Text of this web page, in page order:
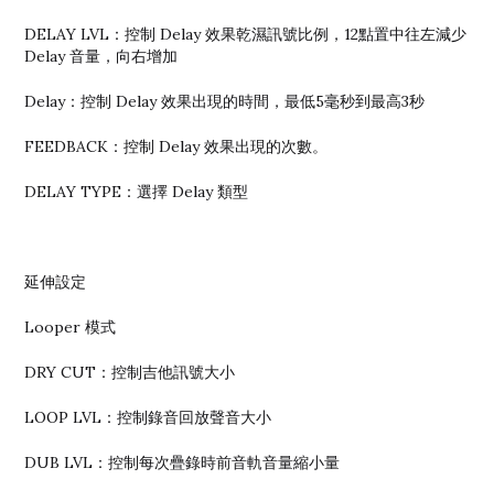
DELAY LVL：控制 Delay 效果乾濕訊號比例，12點置中往左減少
Delay 音量，向右增加
Delay：控制 Delay 效果出現的時間，最低5毫秒到最高3秒
FEEDBACK：控制 Delay 效果出現的次數。
DELAY TYPE：選擇 Delay 類型
延伸設定
Looper 模式
DRY CUT：控制吉他訊號大小
LOOP LVL：控制錄音回放聲音大小
DUB LVL：控制每次疊錄時前音軌音量縮小量